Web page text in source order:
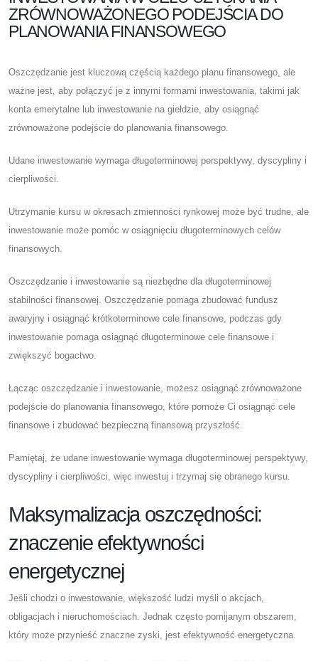
ZRÓWNOWAŻONEGO PODEJŚCIA DO
PLANOWANIA FINANSOWEGO
Oszczędzanie jest kluczową częścią każdego planu finansowego, ale
ważne jest, aby połączyć je z innymi formami inwestowania, takimi jak
konta emerytalne lub inwestowanie na giełdzie, aby osiągnąć
zrównoważone podejście do planowania finansowego.
Udane inwestowanie wymaga długoterminowej perspektywy, dyscypliny i
cierpliwości.
Utrzymanie kursu w okresach zmienności rynkowej może być trudne, ale
inwestowanie może pomóc w osiągnięciu długoterminowych celów
finansowych.
Oszczędzanie i inwestowanie są niezbędne dla długoterminowej
stabilności finansowej. Oszczędzanie pomaga zbudować fundusz
awaryjny i osiągnąć krótkoterminowe cele finansowe, podczas gdy
inwestowanie pomaga osiągnąć długoterminowe cele finansowe i
zwiększyć bogactwo.
Łącząc oszczędzanie i inwestowanie, możesz osiągnąć zrównoważone
podejście do planowania finansowego, które pomoże Ci osiągnąć cele
finansowe i zbudować bezpieczną finansową przyszłość.
Pamiętaj, że udane inwestowanie wymaga długoterminowej perspektywy,
dyscypliny i cierpliwości, więc inwestuj i trzymaj się obranego kursu.
Maksymalizacja oszczędności:
znaczenie efektywności
energetycznej
Jeśli chodzi o inwestowanie, większość ludzi myśli o akcjach,
obligacjach i nieruchomościach. Jednak często pomijanym obszarem,
który może przynieść znaczne zyski, jest efektywność energetyczna.